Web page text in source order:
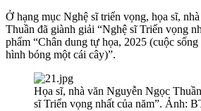
Ở hạng mục Nghệ sĩ triển vọng, họa sĩ,
Thuần đã giành giải “Nghệ sĩ Triển vọng
phẩm “Chân dung tự họa, 2025 (cuộc
hình bóng một cái cây)”.
Họa sĩ, nhà văn Nguyễn Ngọc
sĩ Triển vọng nhất của năm”. Ảnh: